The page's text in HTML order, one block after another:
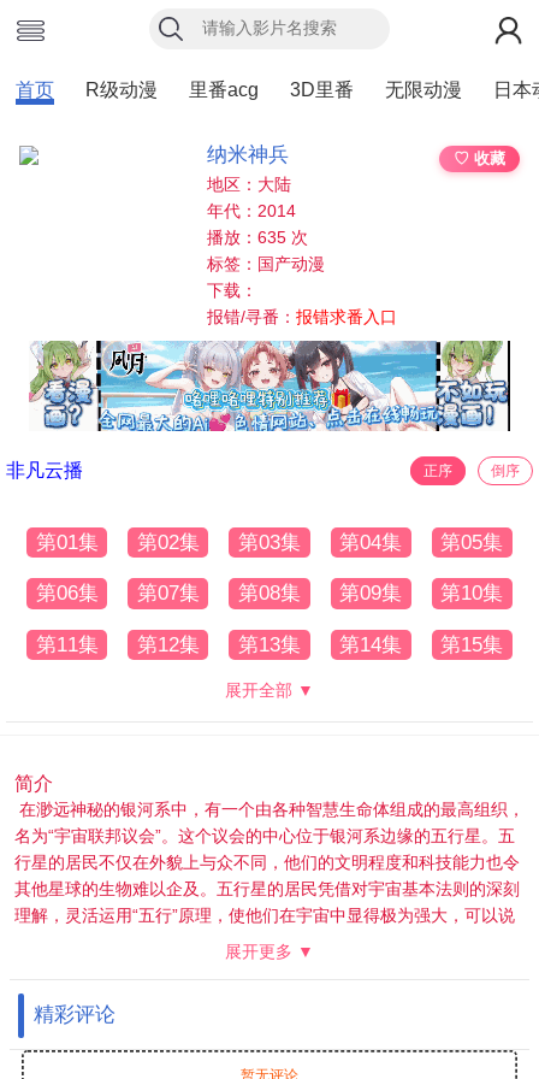
首页 R级动漫 里番acg 3D里番 无限动漫 日本
纳米神兵
♡ 收藏
地区：大陆
年代：2014
播放：635 次
标签：国产动漫
下载：
报错/寻番：报错求番入口
非凡云播 正序 倒序
第01集 第02集 第03集 第04集 第05集
第06集 第07集 第08集 第09集 第10集
第11集 第12集 第13集 第14集 第15集
展开全部 ▼
简介
在渺远神秘的银河系中，有一个由各种智慧生命体组成的最高组织，
名为“宇宙联邦议会”。这个议会的中心位于银河系边缘的五行星。五
行星的居民不仅在外貌上与众不同，他们的文明程度和科技能力也令
其他星球的生物难以企及。五行星的居民凭借对宇宙基本法则的深刻
理解，灵活运用“五行”原理，使他们在宇宙中显得极为强大，可以说
是超级宇宙人。通过这种高度发达的科技与哲理，他们掌握着宇宙的
在最近的一次议会上，五行星获得了宇宙联邦议会下属的“恒星发展
指导审议会”的重大批准。他们通过了一项重要的议案——《加速开
发被其他生物支配的星球》。这个决定标志着五行星的居民将开始积
极介入其他星球的事务，以达到他们的目的。而他们的下一个目标直
展开更多 ▼
精彩评论